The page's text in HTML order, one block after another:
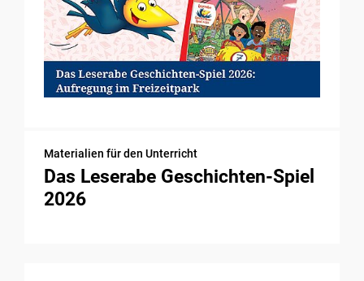
Materialien für den Unterricht
Das Leserabe Geschichten-Spiel
2026